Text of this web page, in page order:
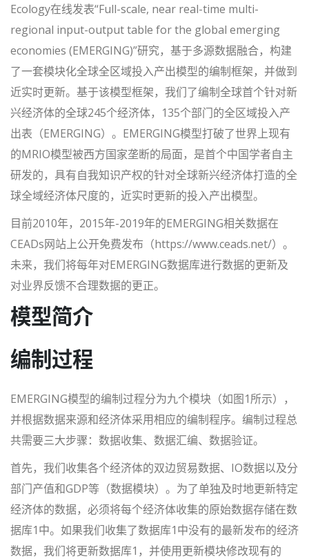
Ecology在线发表“Full-scale, near real-time multi-
regional input-output table for the global emerging
economies (EMERGING)”研究，基于多源数据融合，构建
了一套模块化全球全区域投入产出模型的编制框架，并做到
近实时更新。基于该模型框架，我们了编制全球首个针对新
兴经济体的全球245个经济体，135个部门的全区域投入产
出表（EMERGING）。EMERGING模型打破了世界上现有
的MRIO模型被西方国家垄断的局面，是首个中国学者自主
研发的，具有自我知识产权的针对全球新兴经济体打造的全
球全域经济体尺度的，近实时更新的投入产出模型。
目前2010年，2015年-2019年的EMERGING相关数据在
CEADs网站上公开免费发布（https://www.ceads.net/）。
未来，我们将每年对EMERGING数据库进行数据的更新及
对业界反馈不合理数据的更正。
模型简介
编制过程
EMERGING模型的编制过程分为九个模块（如图1所示），
并根据数据来源和经济体采用相应的编制程序。编制过程总
共需要三大步骤：数据收集、数据汇编、数据验证。
首先，我们收集各个经济体的双边贸易数据、IO数据以及分
部门产值和GDP等（数据模块）。为了单独及时地更新特定
经济体的数据，必须将每个经济体收集的原始数据存储在数
据库1中。如果我们收集了数据库1中没有的最新发布的经济
数据，我们将更新数据库1，并使用更新模块修改现有的